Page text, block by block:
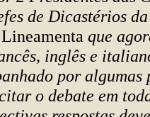
de Dicastérios
Lineamenta que
inglês e
por algumas
o debate em